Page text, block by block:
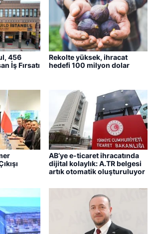
456
İş Fırsatı
Rekolte yüksek, ihracat
hedefi 100 milyon dolar
AB’ye e-ticaret ihracatında
dijital kolaylık: A.TR belgesi
artık otomatik oluşturuluyor